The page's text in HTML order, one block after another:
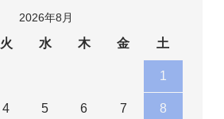
2026年8月
火 水 木 金 土
1
4 5 6 7 8